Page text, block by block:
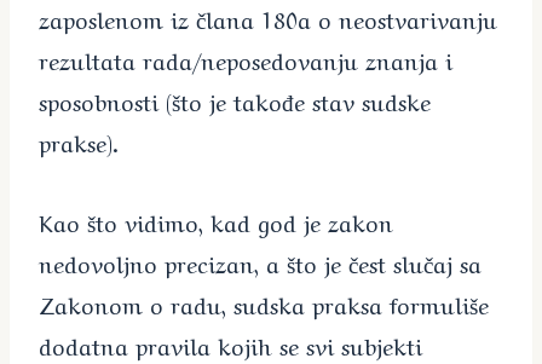
zaposlenom iz člana 180a o neostvarivanju
rezultata rada/neposedovanju znanja i
sposobnosti (što je takođe stav sudske
prakse).
Kao što vidimo, kad god je zakon
nedovoljno precizan, a što je čest slučaj sa
Zakonom o radu, sudska praksa formuliše
dodatna pravila kojih se svi subjekti